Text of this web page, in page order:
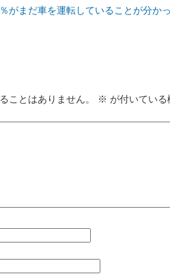
がまだ車を運転していることが分か
ことはありません。 ※ が付いてい